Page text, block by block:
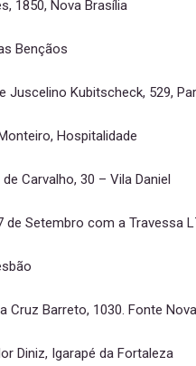
1850, Nova Brasília
Bençãos
Juscelino Kubitscheck, 529,
Hospitalidade
Carvalho, 30 – Vila Daniel
de Setembro com a Travessa
Cruz Barreto, 1030. Fonte
Diniz, Igarapé da Fortaleza